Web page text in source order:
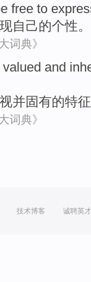
free to
自己的个性。
词典》
valued and
并固有的特征
词典》
技术博客 诚聘英才